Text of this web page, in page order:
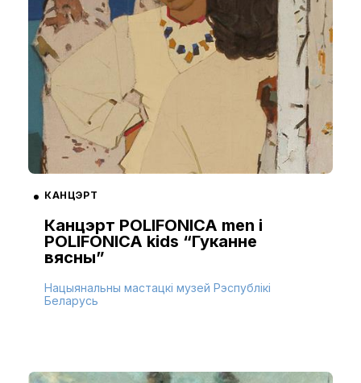
КАНЦЭРТ
Канцэрт POLIFONICA men і
POLIFONICA kids “Гуканне
вясны”
Нацыянальны мастацкі музей Рэспублікі
Беларусь